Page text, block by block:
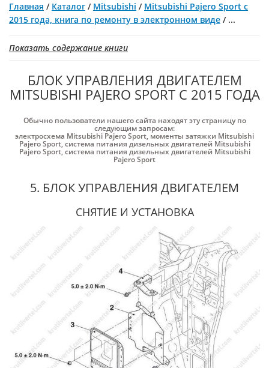
Главная / Каталог / Mitsubishi / Mitsubishi Pajero Sport с
2015 года, книга по ремонту в электронном виде / ...
Показать содержание книги
БЛОК УПРАВЛЕНИЯ ДВИГАТЕЛЕМ
MITSUBISHI PAJERO SPORT С 2015 ГОДА
Обычно пользователи нашего сайта находят эту страницу по
следующим запросам:
электросхема Mitsubishi Pajero Sport, моменты затяжки Mitsubishi
Pajero Sport,система питания дизельных двигателей Mitsubishi
Pajero Sport,система питания дизельных двигателей Mitsubishi
Pajero Sport
5. БЛОК УПРАВЛЕНИЯ ДВИГАТЕЛЕМ
СНЯТИЕ И УСТАНОВКА